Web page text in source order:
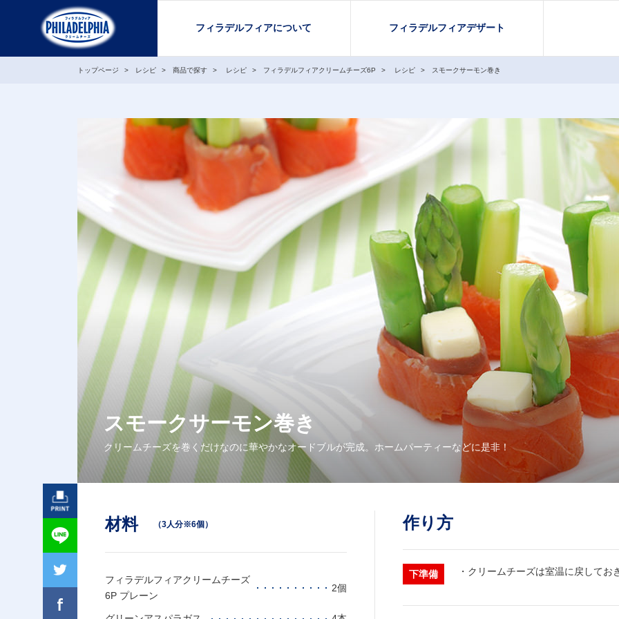
フィラデルフィアについて フィラデルフィアデザート
トップページ レシピ 商品で探す レシピ フィラデルフィアクリームチーズ6P レシピ スモークサーモン巻き
スモークサーモン巻き
クリームチーズを巻くだけなのに華やかなオードブルが完成。ホームパーティーなどに是非！
材料 （3人分※6個）
フィラデルフィアクリームチーズ
6P プレーン
2個
作り方
下準備 ・クリームチーズは室温に戻してお